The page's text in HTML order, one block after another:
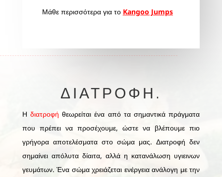
Μάθε περισσότερα για το Kangoo Jumps
ΔΙΑΤΡΟΦΉ.
Η διατροφή θεωρείται ένα από τα σημαντικά πράγματα
που πρέπει να προσέχουμε, ώστε να βλέπουμε πιο
γρήγορα αποτελέσματα στο σώμα μας. Διατροφή δεν
σημαίνει απόλυτα δίαιτα, αλλά η κατανάλωση υγιεινων
γευμάτων. Ένα σώμα χρειάζεται ενέργεια ανάλογη με την